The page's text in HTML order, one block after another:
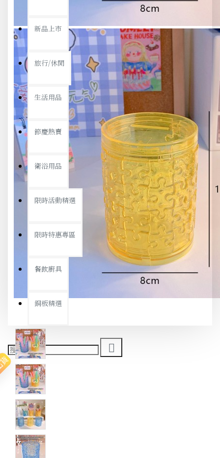
新品上市
旅行/休閒
生活用品
節慶熱賣
衛浴用品
限時活動精選
限時特惠專區
餐飲廚具
銅板精選